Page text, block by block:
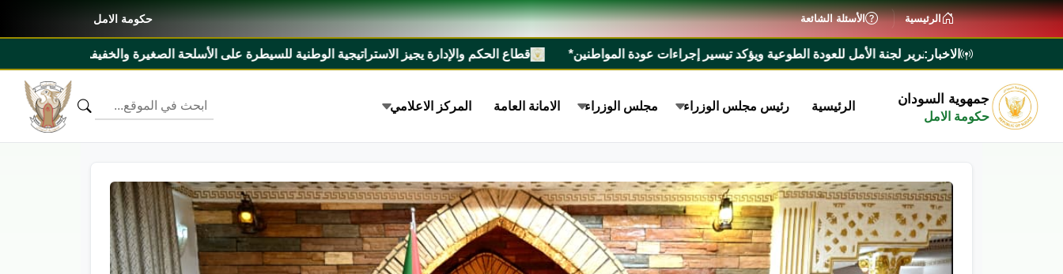
الرئيسية الأسئلة الشائعة حكومة الامل
الاخبار:
على تقرير لجنة الأمل للعودة الطوعية ويؤكد تيسير إجراءات عودة المواطنين* قطاع الحكم والإدارة يجيز الاستراتيجية الوطنية للسيطرة على الأسلحة الصغيرة والخفيفة ٢٠٢٧م _ ٢٠٣١م ومذكرة تفاهم بين السودان وليبيريا
جمهوية السودان
حكومة الامل
الرئيسية رئيس مجلس الوزراء مجلس الوزراء الامانة العامة المركز الاعلامي